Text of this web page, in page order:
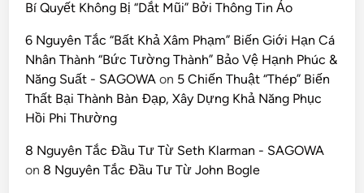
Bí Quyết Không Bị “Dắt Mũi” Bởi Thông Tin Ảo
6 Nguyên Tắc “Bất Khả Xâm Phạm” Biến Giới Hạn Cá
Nhân Thành “Bức Tường Thành” Bảo Vệ Hạnh Phúc &
Năng Suất - SAGOWA on 5 Chiến Thuật “Thép” Biến
Thất Bại Thành Bàn Đạp, Xây Dựng Khả Năng Phục
Hồi Phi Thường
8 Nguyên Tắc Đầu Tư Từ Seth Klarman - SAGOWA
on 8 Nguyên Tắc Đầu Tư Từ John Bogle